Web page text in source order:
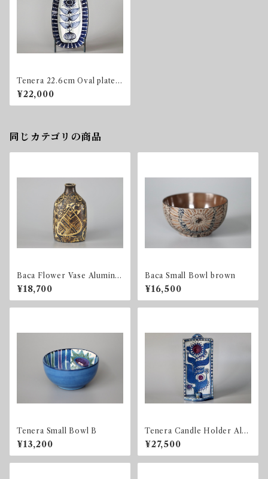
Tenera 22.6cm Oval plate
Aluminia / Royal Copenhag
en
¥22,000
同じカテゴリの商品
Baca Flower Vase Aluminia
/ 723 3208
¥18,700
Baca Small Bowl brown
¥16,500
Tenera Small Bowl B
¥13,200
Tenera Candle Holder Alu
minia / Royal Copenhagen
¥27,500